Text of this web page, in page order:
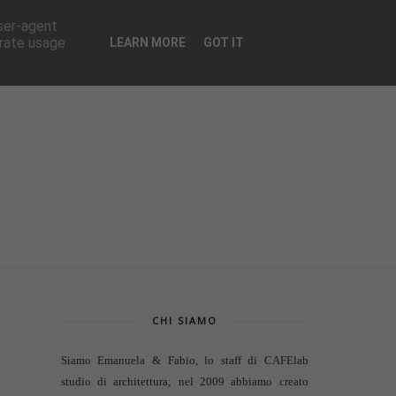
CONTATTI
CHI SIAMO
Siamo Emanuela & Fabio, lo staff di CAFElab
studio di architettura; nel 2009 abbiamo creato
agent
usage
LEARN MORE GOT IT